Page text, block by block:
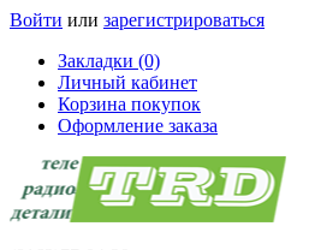
Войти или зарегистрироваться
Закладки (0)
Личный кабинет
Корзина покупок
Оформление заказа